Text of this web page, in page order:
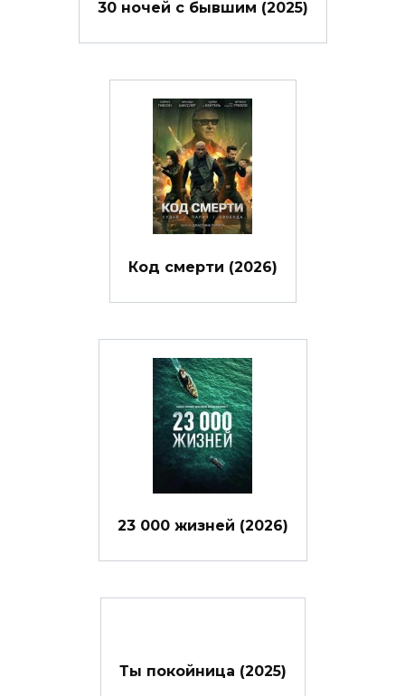
30 ночей с бывшим (2025)
Код смерти (2026)
23 000 жизней (2026)
Ты покойница (2025)